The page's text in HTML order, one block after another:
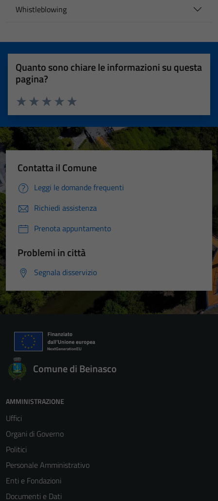
Whistleblowing
Quanto sono chiare le informazioni su questa
pagina?
Valuta 5 stelle su 5
Valuta 4 stelle su 5
Valuta 3 stelle su 5
Valuta 2 stelle su 5
Valuta 1 stelle su 5
Contatta il Comune
Leggi le domande frequenti
Richiedi assistenza
Prenota appuntamento
Problemi in città
Segnala disservizio
Comune di Beinasco
AMMINISTRAZIONE
Uffici
Organi di Governo
Politici
Personale Amministrativo
Enti e Fondazioni
Documenti e Dati